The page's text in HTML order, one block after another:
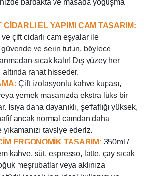
bardakta ve masada yoğuşma
CİDARLI EL YAPIMI CAM TASARIM:
ve çift cidarlı cam eşyalar ile
güvende ve serin tutun, böylece
sıcak kalır! Dış yüzey her
rahat hisseder.
Çift izolasyonlu kahve kupası,
yemek masanızda ekstra lüks bir
Isıya daha dayanıklı, şeffaflığı yüksek,
ancak normal camdan daha
yıkamanızı tavsiye ederiz.
ERGONOMİK TASARIM: 350ml /
kahve, süt, espresso, latte, çay sıcak
meşrubatlar veya aklınıza